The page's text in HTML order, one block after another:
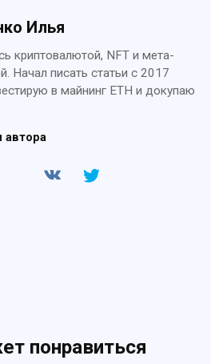
Илья
криптовалютой, NFT и мета-
Начал писать статьи с 2017
в майнинг ETH и докупаю
автора
понравиться